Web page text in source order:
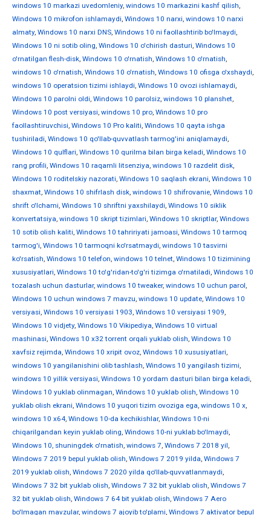
windows 10 markazi uvedomleniy, windows 10 markazini kashf qilish,
Windows 10 mikrofon ishlamaydi, Windows 10 narxi, windows 10 narxi
almaty, Windows 10 narxi DNS, Windows 10 ni faollashtirib bo'lmaydi,
Windows 10 ni sotib oling, Windows 10 o'chirish dasturi, Windows 10
o'rnatilgan flesh-disk, Windows 10 o'rnatish, Windows 10 o'rnatish,
windows 10 o'rnatish, Windows 10 o'rnatish, Windows 10 ofisga o'xshaydi,
windows 10 operatsion tizimi ishlaydi, Windows 10 ovozi ishlamaydi,
Windows 10 parolni oldi, Windows 10 parolsiz, windows 10 planshet,
Windows 10 post versiyasi, windows 10 pro, Windows 10 pro
faollashtiruvchisi, Windows 10 Pro kaliti, Windows 10 qayta ishga
tushiriladi, Windows 10 qo'llab-quvvatlash tarmog'ini aniqlamaydi,
Windows 10 qulflari, Windows 10 qurilma bilan birga keladi, Windows 10
rang profili, Windows 10 raqamli litsenziya, windows 10 razdelit disk,
Windows 10 roditelskiy nazorati, Windows 10 saqlash ekrani, Windows 10
shaxmat, Windows 10 shifrlash disk, windows 10 shifrovanie, Windows 10
shrift o'lchami, Windows 10 shriftni yaxshilaydi, Windows 10 siklik
konvertatsiya, windows 10 skript tizimlari, Windows 10 skriptlar, Windows
10 sotib olish kaliti, Windows 10 tahririyati jamoasi, Windows 10 tarmoq
tarmog'i, Windows 10 tarmoqni ko'rsatmaydi, windows 10 tasvirni
ko'rsatish, Windows 10 telefon, windows 10 telnet, Windows 10 tizimining
xususiyatlari, Windows 10 to'g'ridan-to'g'ri tizimga o'rnatiladi, Windows 10
tozalash uchun dasturlar, windows 10 tweaker, windows 10 uchun parol,
Windows 10 uchun windows 7 mavzu, windows 10 update, Windows 10
versiyasi, Windows 10 versiyasi 1903, Windows 10 versiyasi 1909,
Windows 10 vidjety, Windows 10 Vikipediya, Windows 10 virtual
mashinasi, Windows 10 x32 torrent orqali yuklab olish, Windows 10
xavfsiz rejimda, Windows 10 xripit ovoz, Windows 10 xususiyatlari,
windows 10 yangilanishini olib tashlash, Windows 10 yangilash tizimi,
windows 10 yillik versiyasi, Windows 10 yordam dasturi bilan birga keladi,
Windows 10 yuklab olinmagan, Windows 10 yuklab olish, Windows 10
yuklab olish ekrani, Windows 10 yuqori tizim ovoziga ega, windows 10 х,
windows 10 х64, Windows 10-da kechikishlar, Windows 10-ni
chiqarilgandan keyin yuklab oling, Windows 10-ni yuklab bo'lmaydi,
Windows 10, shuningdek o'rnatish, windows 7, Windows 7 2018 yil,
Windows 7 2019 bepul yuklab olish, Windows 7 2019 yilda, Windows 7
2019 yuklab olish, Windows 7 2020 yilda qo'llab-quvvatlanmaydi,
Windows 7 32 bit yuklab olish, Windows 7 32 bit yuklab olish, Windows 7
32 bit yuklab olish, Windows 7 64 bit yuklab olish, Windows 7 Aero
bo'lmagan mavzular, windows 7 ajoyib to'plami, Windows 7 aktivator bepul